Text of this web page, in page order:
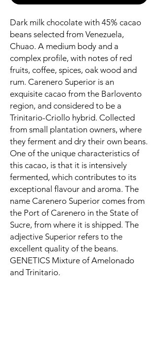
Dark milk chocolate with 45% cacao
beans selected from Venezuela,
Chuao. A medium body and a
complex profile, with notes of red
fruits, coffee, spices, oak wood and
rum. Carenero Superior is an
exquisite cacao from the Barlovento
region, and considered to be a
Trinitario-Criollo hybrid. Collected
from small plantation owners, where
they ferment and dry their own beans.
One of the unique characteristics of
this cacao, is that it is intensively
fermented, which contributes to its
exceptional flavour and aroma. The
name Carenero Superior comes from
the Port of Carenero in the State of
Sucre, from where it is shipped. The
adjective Superior refers to the
excellent quality of the beans.
GENETICS Mixture of Amelonado
and Trinitario.